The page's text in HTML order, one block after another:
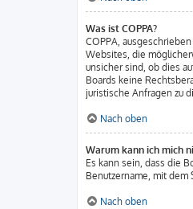
Was ist COPPA?
COPPA,
Websites, die
unsicher sind, ob dies
Boards keine
juristische Anfragen zu
Nach oben
Warum kann ich mich
Es kann sein, dass die
Benutzername, mit
Nach oben